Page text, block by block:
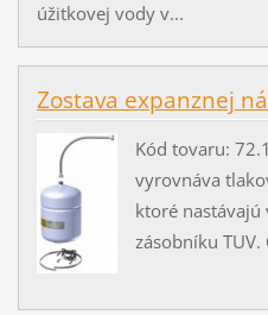
úžitkovej vody v...
Zostava expanznej
Kód tovaru:
vyrovnáva
ktoré
zásobníku TUV.